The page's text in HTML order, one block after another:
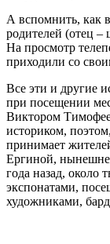
А вспомнить, как
родителей (отец –
На просмотр
приходили со
Все эти и другие
при посещении
Виктором
историком,
принимает
Ергиной,
года назад, около
экспонатами,
художниками,